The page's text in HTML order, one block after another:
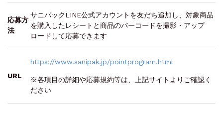
応募方
法
サニパックLINE公式アカウントを友だち追加し、対象商品
を購入したレシートと商品のバーコードを撮影・アップ
ロードして応募できます
URL
https://www.sanipak.jp/pointprogram.html
※各項目の詳細や応募規約等は、上記サイトよりご確認く
ださい